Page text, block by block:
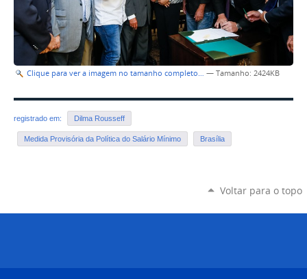
Clique para ver a imagem no tamanho completo… — Tamanho: 2424KB
registrado em: Dilma Rousseff
Medida Provisória da Política do Salário Mínimo Brasília
Voltar para o topo